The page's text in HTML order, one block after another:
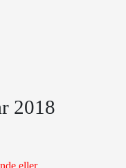
2018
eller